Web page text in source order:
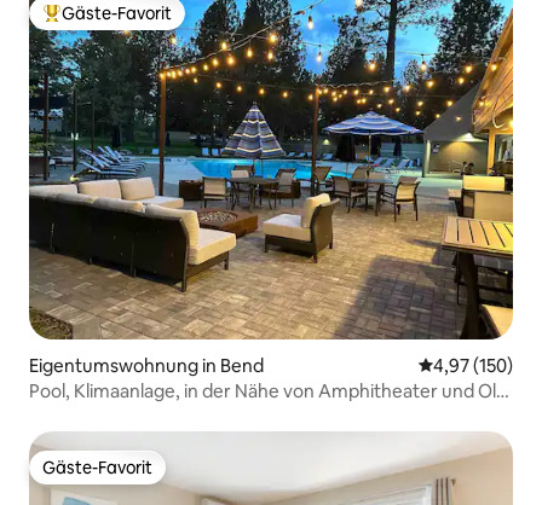
Beliebter Gäste-Favorit.
Gäste-Favorit
Eigentumswohnung in Bend
4,97 (150)
Pool, Klimaanlage, in der Nähe von Amphitheater und Old
Gäste-Favorit
Gäste-Favorit